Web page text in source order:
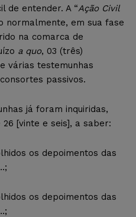
de entender. A “Ação Civil
normalmente, em sua fase
na comarca de
a quo, 03 (três)
várias testemunhas
passivos.
já foram inquiridas,
[vinte e seis], a saber:
os depoimentos das
os depoimentos das